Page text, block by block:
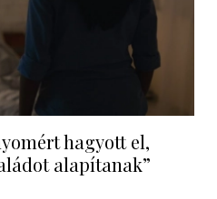
hagyott el,
alapítanak”